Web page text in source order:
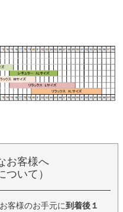
お客様へ
ついて）
客様のお手元に到着後１